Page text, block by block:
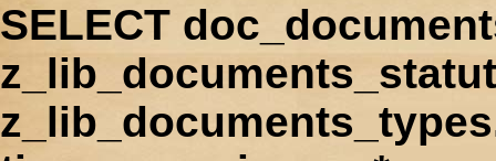
SELECT